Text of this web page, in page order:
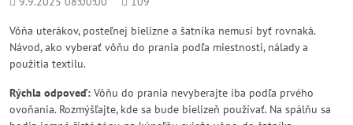
Vôňa uterákov, posteľnej bielizne a šatníka nemusí byť rovnaká.
Návod, ako vyberať vôňu do prania podľa miestnosti, nálady a
použitia textilu.
Rýchla odpoveď: Vôňu do prania nevyberajte iba podľa prvého
ovoňania. Rozmýšľajte, kde sa bude bielizeň používať. Na spálňu sa